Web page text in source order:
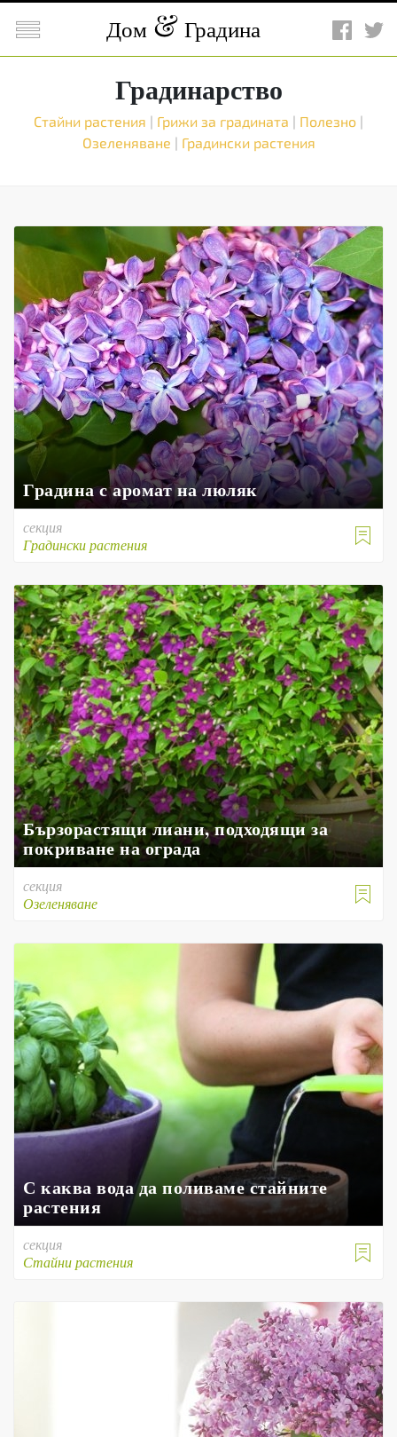
 Дом Градина
Градинарство
Стайни растения | Грижи за градината | Полезно |
Озеленяване | Градински растения
Градина с аромат на люляк

секция
Градински растения
Бързорастящи лиани, подходящи за
покриване на ограда

секция
Озеленяване
С каква вода да поливаме стайните
растения

секция
Стайни растения